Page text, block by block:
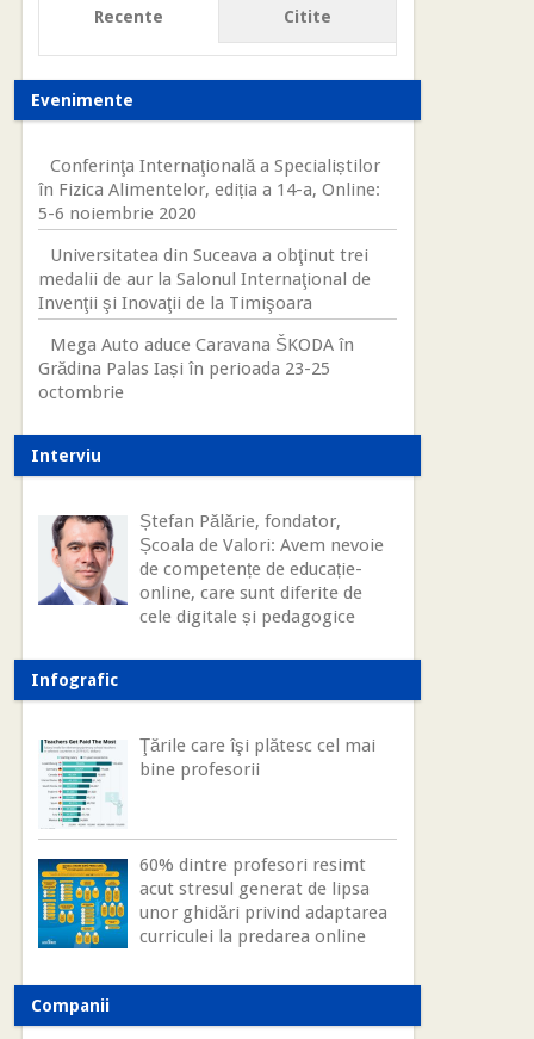
Recente Citite
Evenimente
Conferinţa Internaţională a Specialiștilor
în Fizica Alimentelor, ediția a 14-a, Online:
5-6 noiembrie 2020
Universitatea din Suceava a obţinut trei
medalii de aur la Salonul Internaţional de
Invenţii şi Inovaţii de la Timişoara
Mega Auto aduce Caravana ŠKODA în
Grădina Palas Iași în perioada 23-25
octombrie
Interviu
Ștefan Pălărie, fondator,
Școala de Valori: Avem nevoie
de competențe de educație-
online, care sunt diferite de
cele digitale și pedagogice
Infografic
Ţările care îşi plătesc cel mai
bine profesorii
60% dintre profesori resimt
acut stresul generat de lipsa
unor ghidări privind adaptarea
curriculei la predarea online
Companii